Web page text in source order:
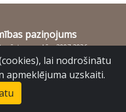
paziņojums
vēstures arhīvs 2007-2026
LV – 1048lai nodrošinātu
apmeklējuma uzskaiti.